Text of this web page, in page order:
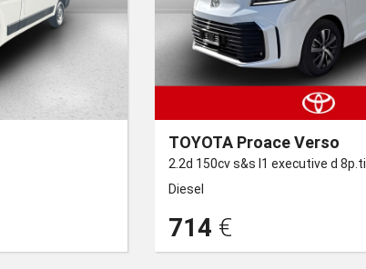
TOYOTA Proace Verso
2.2d 150cv s&s l1 executive d 8p.ti
Diesel
714 €